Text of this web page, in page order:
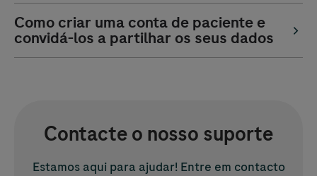
Como criar uma conta de paciente e
convidá-los a partilhar os seus dados
Contacte o nosso suporte
Estamos aqui para ajudar! Entre em contacto